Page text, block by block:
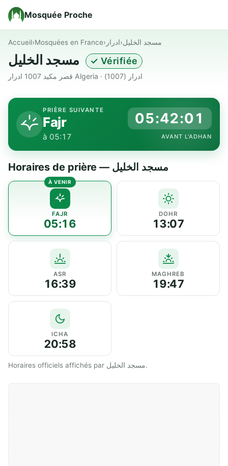
Mosquée Proche
Accueil›Mosquées en France› ادرار›مسجد الخليل
✓ Vérifiée
قصر مكيد 1007 ادرار Algeria · ادرار (1007)
PRIÈRE SUIVANTE
Fajr
à 05:17
05:42:01
AVANT L'ADHAN
Horaires de prière — مسجد الخليل
FAJR
05:16
DOHR
13:07
ASR
16:39
MAGHREB
19:47
ICHA
20:58
Horaires officiels affichés par مسجد الخليل.